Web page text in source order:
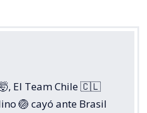
El Team Chile 🇨🇱
🏐 cayó ante Brasil